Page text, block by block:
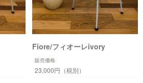
Fiore/フィオーレivory
販売価格
23,000円（税別）